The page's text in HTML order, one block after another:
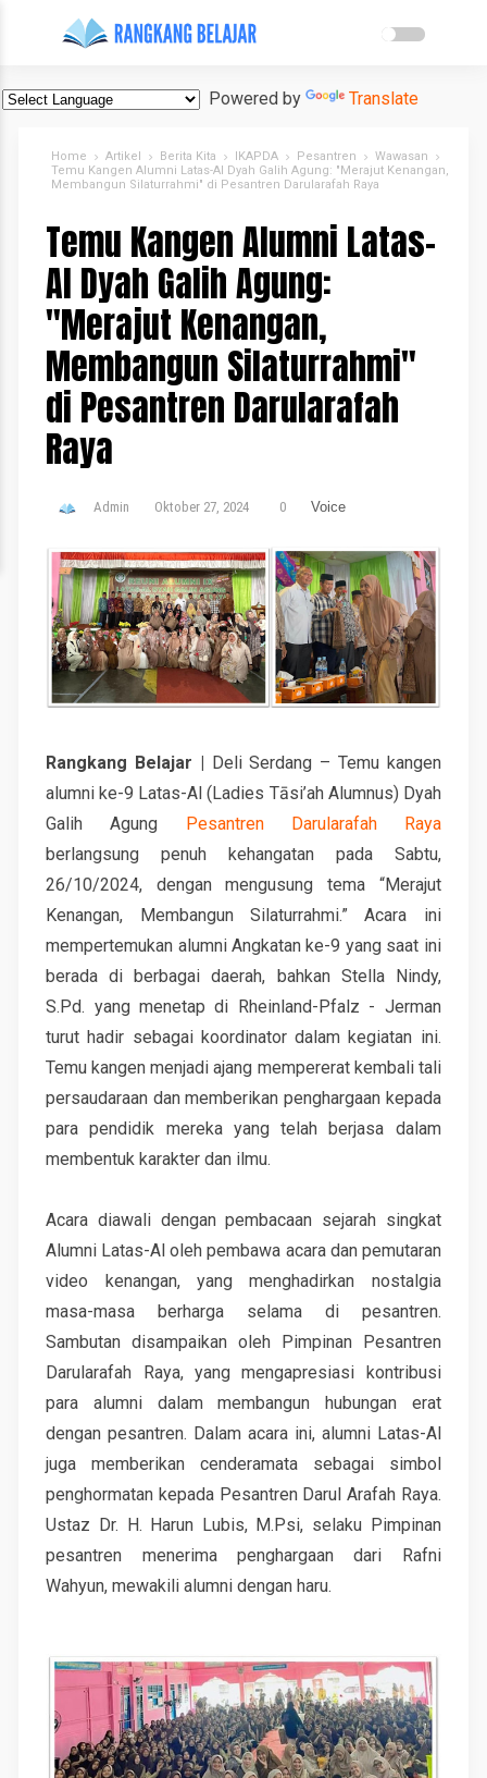
Powered by Translate
Home Artikel Berita Kita IKAPDA Pesantren
Wawasan
Temu Kangen Alumni Latas-Al Dyah Galih Agung: "Merajut Kenangan,
Membangun Silaturrahmi" di Pesantren Darularafah Raya
Temu Kangen Alumni Latas-
Al Dyah Galih Agung:
"Merajut Kenangan,
Membangun Silaturrahmi"
di Pesantren Darularafah
Raya
Admin Oktober 27, 2024 0 Voice
Rangkang Belajar | Deli Serdang – Temu kangen
alumni ke-9 Latas-Al (Ladies Tāsi’ah Alumnus) Dyah
Galih Agung Pesantren Darularafah Raya
berlangsung penuh kehangatan pada Sabtu,
26/10/2024, dengan mengusung tema “Merajut
Kenangan, Membangun Silaturrahmi.” Acara ini
mempertemukan alumni Angkatan ke-9 yang saat ini
berada di berbagai daerah, bahkan Stella Nindy,
S.Pd. yang menetap di Rheinland-Pfalz - Jerman
turut hadir sebagai koordinator dalam kegiatan ini.
Temu kangen menjadi ajang mempererat kembali tali
persaudaraan dan memberikan penghargaan kepada
para pendidik mereka yang telah berjasa dalam
membentuk karakter dan ilmu.
Acara diawali dengan pembacaan sejarah singkat
Alumni Latas-Al oleh pembawa acara dan pemutaran
video kenangan, yang menghadirkan nostalgia
masa-masa berharga selama di pesantren.
Sambutan disampaikan oleh Pimpinan Pesantren
Darularafah Raya, yang mengapresiasi kontribusi
para alumni dalam membangun hubungan erat
dengan pesantren. Dalam acara ini, alumni Latas-Al
juga memberikan cenderamata sebagai simbol
penghormatan kepada Pesantren Darul Arafah Raya.
Ustaz Dr. H. Harun Lubis, M.Psi, selaku Pimpinan
pesantren menerima penghargaan dari Rafni
Wahyun, mewakili alumni dengan haru.